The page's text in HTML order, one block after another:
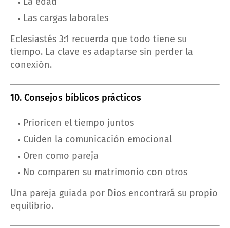
Las cargas laborales
Eclesiastés 3:1 recuerda que todo tiene su
tiempo. La clave es adaptarse sin perder la
conexión.
10. Consejos bíblicos prácticos
Prioricen el tiempo juntos
Cuiden la comunicación emocional
Oren como pareja
No comparen su matrimonio con otros
Una pareja guiada por Dios encontrará su propio
equilibrio.